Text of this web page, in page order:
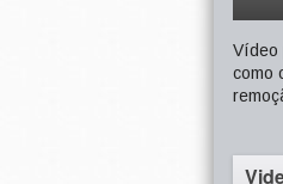
Vídeo
como